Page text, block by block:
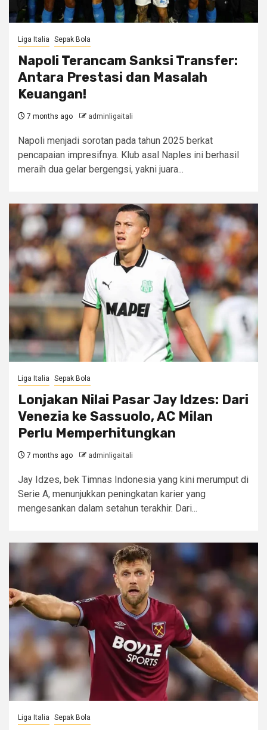
Liga Italia Sepak Bola
Napoli Terancam Sanksi Transfer:
Antara Prestasi dan Masalah
Keuangan!
7 months ago adminligaitali
Napoli menjadi sorotan pada tahun 2025 berkat
pencapaian impresifnya. Klub asal Naples ini berhasil
meraih dua gelar bergengsi, yakni juara...
Liga Italia Sepak Bola
Lonjakan Nilai Pasar Jay Idzes: Dari
Venezia ke Sassuolo, AC Milan
Perlu Memperhitungkan
7 months ago adminligaitali
Jay Idzes, bek Timnas Indonesia yang kini merumput di
Serie A, menunjukkan peningkatan karier yang
mengesankan dalam setahun terakhir. Dari...
Liga Italia Sepak Bola